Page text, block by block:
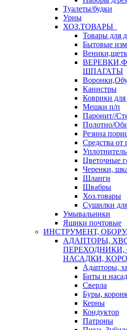
Туалеты/будки
Урны
ХОЗ.ТОВАРЫ
Товары для
Бытовые
ШПАГАТЫ
Канистры
Коврики для
Мешки п/п
Паронит//
Полотно/
Резина
Средства от
Цветочные
Черенки,
Шланги
Швабры
Хоз.товары
Сушилки
Умывальники
Ящики почтовые
ИНСТРУМЕНТ,
АДАПТОРЫ,
ПЕРЕХОДНИКИ,
НАСАДКИ,
Адапторы,
Биты и
Сверла
Буры,
Керны
Кондуктор
Патроны